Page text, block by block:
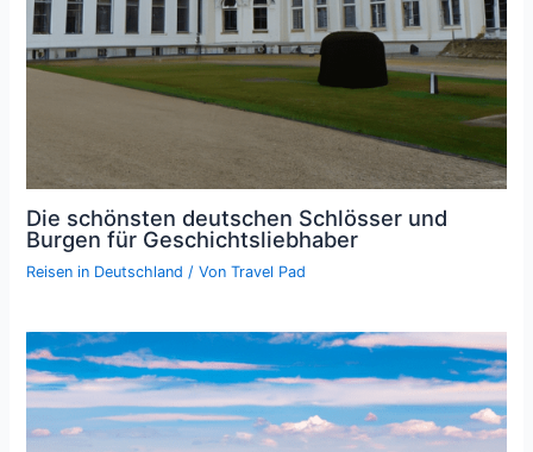
Die schönsten deutschen Schlösser und
Burgen für Geschichtsliebhaber
Reisen in Deutschland / VonTravel Pad